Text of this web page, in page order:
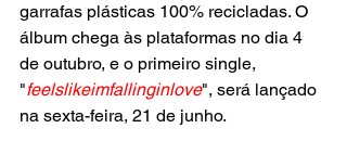
garrafas plásticas 100% recicladas. O
álbum chega às plataformas no dia 4
de outubro, e o primeiro single,
"feelslikeimfallinginlove", será lançado
na sexta-feira, 21 de junho.